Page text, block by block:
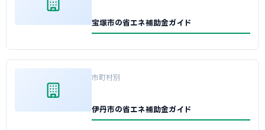
宝塚市の省エネ補助金ガイド
市町村別
伊丹市の省エネ補助金ガイド